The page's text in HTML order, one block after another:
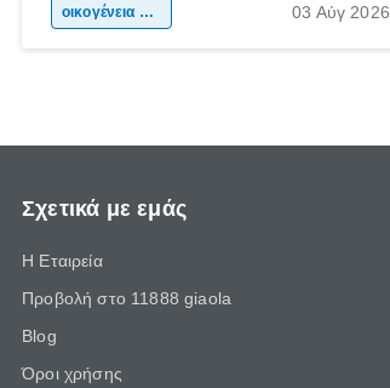
χώρας. Είτε πρόκειται για λίγες μέρες
οικογένεια & παιδί 03 Αύγ 2026
Σχετικά με εμάς
Η Εταιρεία
Προβολή στο 11888 giaola
Blog
Όροι χρήσης